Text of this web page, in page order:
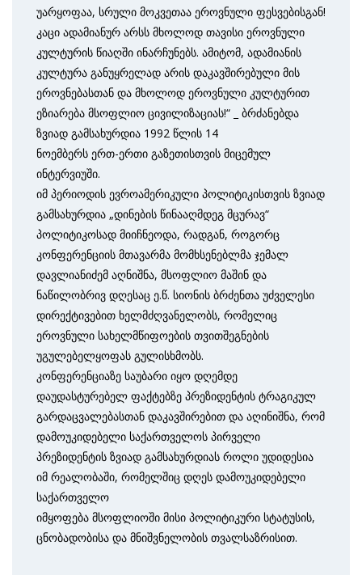
უარყოფაა, სრული მოკვეთაა ეროვნული ფესვებისგან!
კაცი ადამიანურ არსს მხოლოდ თავისი ეროვნული
კულტურის წიაღში ინარჩუნებს. ამიტომ, ადამიანის
კულტურა განუყრელად არის დაკავშირებული მის
ეროვნებასთან და მხოლოდ ეროვნული კულტურით
ეზიარება მსოფლიო ცივილიზაციას!“ _ ბრძანებდა
ზვიად გამსახურდია 1992 წლის 14
ნოემბერს ერთ-ერთი გაზეთისთვის მიცემულ
ინტერვიუში.
იმ პერიოდის ევროამერიკული პოლიტიკისთვის ზვიად
გამსახურდია „დინების წინააღმდეგ მცურავ“
პოლიტიკოსად მიიჩნეოდა, რადგან, როგორც
კონფერენციის მთავარმა მომხსენებლმა ჯემალ
დავლიანიძემ აღნიშნა, მსოფლიო მაშინ და
ნაწილობრივ დღესაც ე.წ. სიონის ბრძენთა უძველესი
დირექტივებით ხელმძღვანელობს, რომელიც
ეროვნული სახელმწიფოების თვითშეგნების
უგულებელყოფას გულისხმობს.
კონფერენციაზე საუბარი იყო დღემდე
დაუდასტურებელ ფაქტებზე პრეზიდენტის ტრაგიკულ
გარდაცვალებასთან დაკავშირებით და აღინიშნა, რომ
დამოუკიდებელი საქართველოს პირველი
პრეზიდენტის ზვიად გამსახურდიას როლი უდიდესია
იმ რეალობაში, რომელშიც დღეს დამოუკიდებელი
საქართველო
იმყოფება მსოფლიოში მისი პოლიტიკური სტატუსის,
ცნობადობისა და მნიშვნელობის თვალსაზრისით.